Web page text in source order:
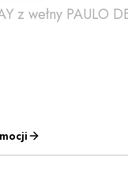
z wełny PAULO